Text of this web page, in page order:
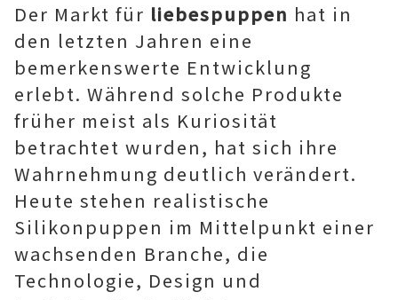
Der Markt für liebespuppen hat in
den letzten Jahren eine
bemerkenswerte Entwicklung
erlebt. Während solche Produkte
früher meist als Kuriosität
betrachtet wurden, hat sich ihre
Wahrnehmung deutlich verändert.
Heute stehen realistische
Silikonpuppen im Mittelpunkt einer
wachsenden Branche, die
Technologie, Design und